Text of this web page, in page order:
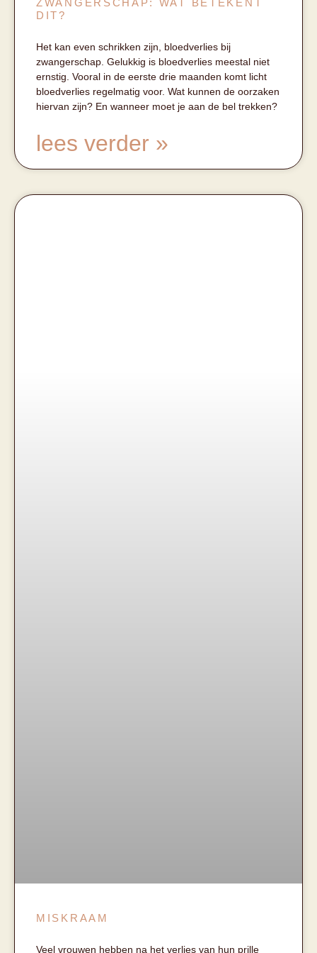
DIT?
Het kan even schrikken zijn, bloedverlies bij
zwangerschap. Gelukkig is bloedverlies meestal niet
ernstig. Vooral in de eerste drie maanden komt licht
bloedverlies regelmatig voor. Wat kunnen de oorzaken
hiervan zijn? En wanneer moet je aan de bel trekken?
lees verder »
MISKRAAM
Veel vrouwen hebben na het verlies van hun prille